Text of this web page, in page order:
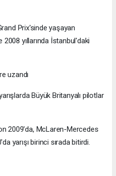
Prix'sinde yaşayan
yıllarında İstanbul'daki
uzandı
Büyük Britanyalı pilotlar
2009'da, McLaren-Mercedes
yarışı birinci sırada bitirdi.